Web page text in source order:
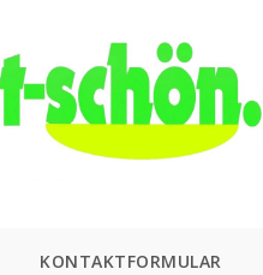
KONTAKTFORMULAR